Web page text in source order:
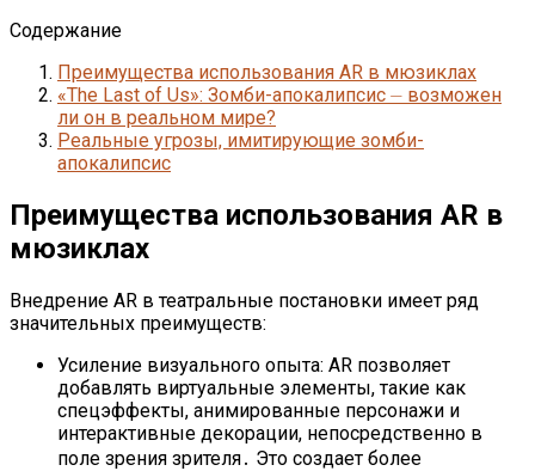
Содержание
Преимущества использования AR в мюзиклах
«The Last of Us»: Зомби-апокалипсис ⏤ возможен
ли он в реальном мире?
Реальные угрозы, имитирующие зомби-
апокалипсис
Преимущества использования AR в
мюзиклах
Внедрение AR в театральные постановки имеет ряд
значительных преимуществ:
Усиление визуального опыта: AR позволяет
добавлять виртуальные элементы, такие как
спецэффекты, анимированные персонажи и
интерактивные декорации, непосредственно в
поле зрения зрителя․ Это создает более